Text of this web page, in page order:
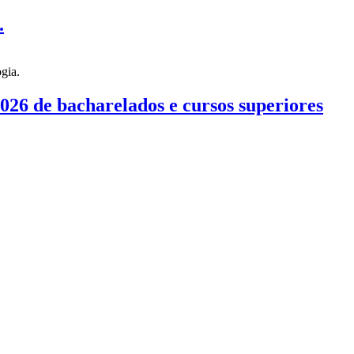
de bacharelados e cursos superiores